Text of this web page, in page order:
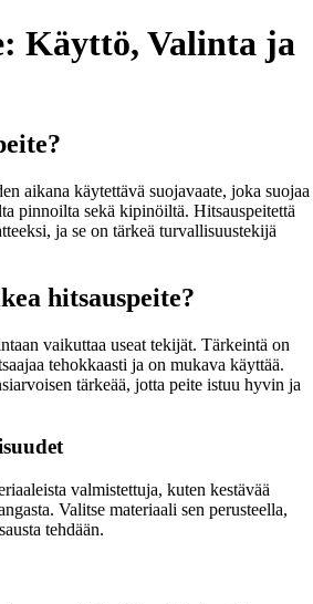
Käyttö, Valinta ja
aikana käytettävä suojavaate, joka suojaa
pinnoilta sekä kipinöiltä. Hitsauspeitettä
ja se on tärkeä turvallisuustekijä
hitsauspeite?
vaikuttaa useat tekijät. Tärkeintä on
tehokkaasti ja on mukava käyttää.
tärkeää, jotta peite istuu hyvin ja
valmistettuja, kuten kestävää
Valitse materiaali sen perusteella,
tehdään.